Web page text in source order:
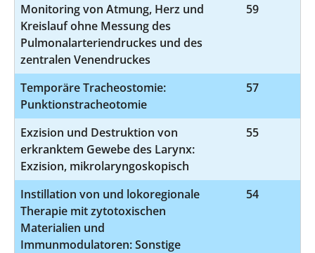
Monitoring von Atmung, Herz und
Kreislauf ohne Messung des
Pulmonalarteriendruckes und des
zentralen Venendruckes
59
Temporäre Tracheostomie:
Punktionstracheotomie
57
Exzision und Destruktion von
erkranktem Gewebe des Larynx:
Exzision, mikrolaryngoskopisch
55
Instillation von und lokoregionale
Therapie mit zytotoxischen
Materialien und
Immunmodulatoren: Sonstige
54